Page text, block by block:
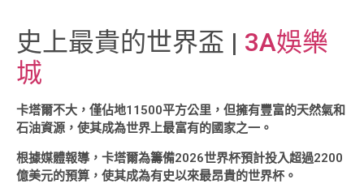
史上最貴的世界盃 | 3A娛樂
城
卡塔爾不大，僅佔地11500平方公里，但擁有豐富的天然氣和
石油資源，使其成為世界上最富有的國家之一。
根據媒體報導，卡塔爾為籌備2026世界杯預計投入超過2200
億美元的預算，使其成為有史以來最昂貴的世界杯。